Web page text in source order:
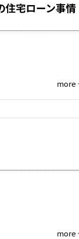
住宅ローン事情
more
more